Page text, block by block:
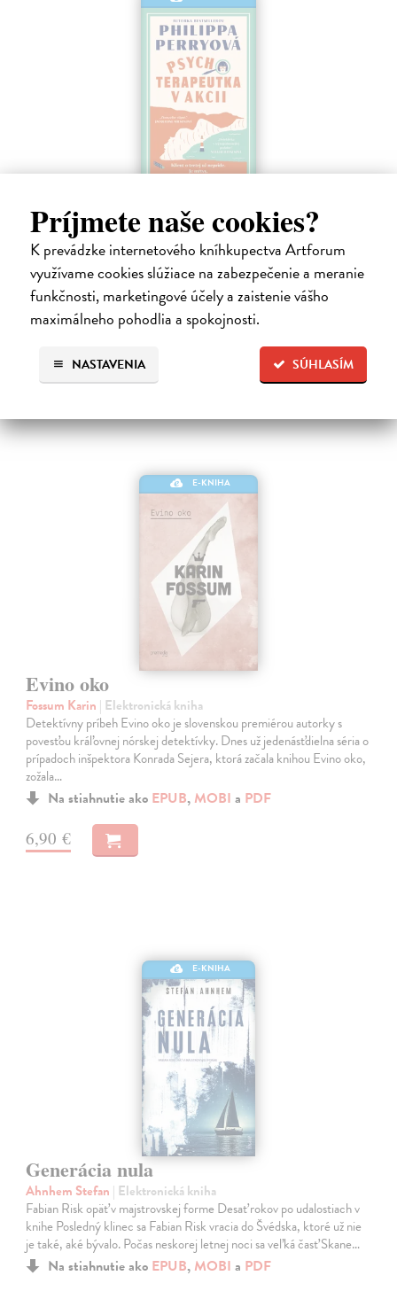
Príjmete naše cookies?
K prevádzke internetového kníhkupectva Artforum
využívame cookies slúžiace na zabezpečenie a meranie
funkčnosti, marketingové účely a zaistenie vášho
maximálneho pohodlia a spokojnosti.
SÚHLASÍM
NASTAVENIA
Perryová Philippa| Elektronická kniha
Mimoriadne zábavná detektívka od najobľúbenejšej britskej
terapeutky a autorky kníh Toto mali čítať naši rodičia a Toto by si mali
prečítať všetci, ktorých máte radi. Keď sa pri útesoch Beachy Head
nájde…
Na stiahnutie akoEPUB,MOBIaPDF
E-KNIHA
Evino oko
Fossum Karin | Elektronická kniha
Detektívny príbeh Evino oko je slovenskou premiérou autorky s
povesťou kráľovnej nórskej detektívky. Dnes už jedenásťdielna séria o
prípadoch inšpektora Konrada Sejera, ktorá začala knihou Evino oko,
zožala…
Na stiahnutie ako EPUB, MOBI a PDF
6,90 €
E-KNIHA
Generácia nula
Ahnhem Stefan | Elektronická kniha
Fabian Risk opäť v majstrovskej forme Desať rokov po udalostiach v
knihe Posledný klinec sa Fabian Risk vracia do Švédska, ktoré už nie
je také, aké bývalo. Počas neskorej letnej noci sa veľká časť Skane…
Na stiahnutie ako EPUB, MOBI a PDF